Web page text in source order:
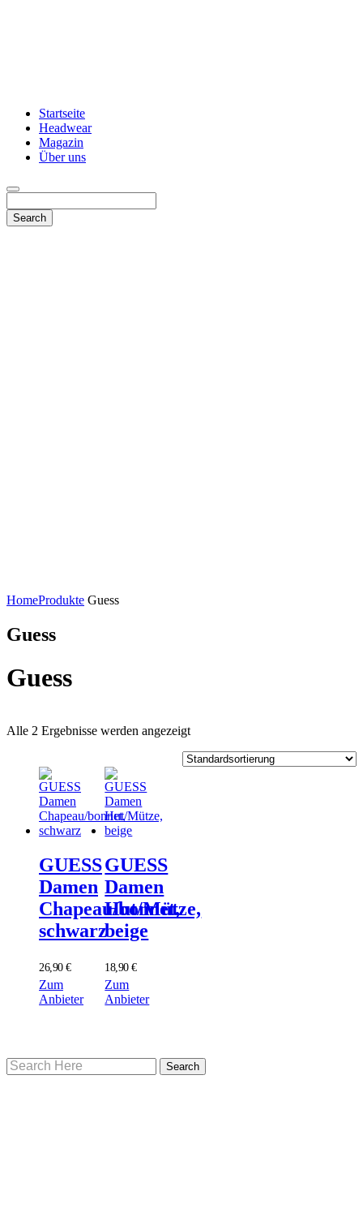
Startseite
Headwear
Magazin
Über uns
HomeProdukte Guess
Guess
Guess
Alle 2 Ergebnisse werden angezeigt
GUESS
Damen
Chapeau/bonnet,
schwarz
26,90€
Zum
Anbieter
GUESS
Damen
Hut/Mütze,
beige
18,90€
Zum
Anbieter